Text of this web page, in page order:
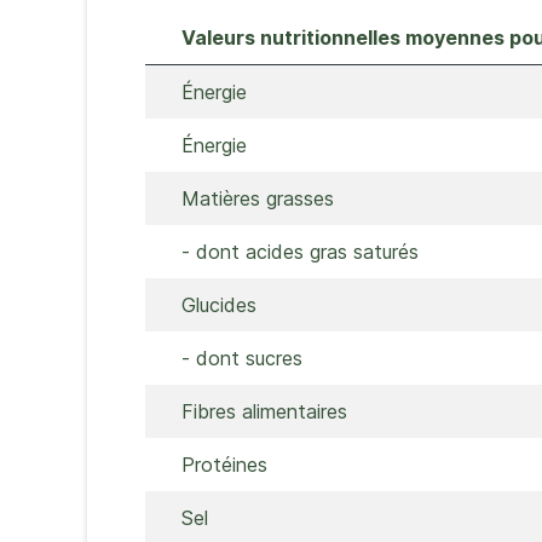
Valeurs nutritionnelles moyennes
Énergie
Énergie
Matières grasses
- dont acides gras saturés
Glucides
- dont sucres
Fibres alimentaires
Protéines
Sel